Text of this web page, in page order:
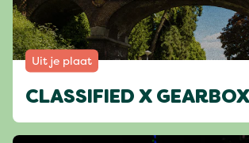
Uit je plaat
CLASSIFIED X GEARBOX